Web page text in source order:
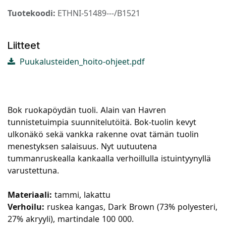
Tuotekoodi: ETHNI-51489---/B1521
Liitteet
Puukalusteiden_hoito-ohjeet.pdf
Bok ruokapöydän tuoli. Alain van Havren
tunnistetuimpia suunnitelutöitä. Bok-tuolin kevyt
ulkonäkö sekä vankka rakenne ovat tämän tuolin
menestyksen salaisuus. Nyt uutuutena
tummanruskealla kankaalla verhoillulla istuintyynyllä
varustettuna.
Materiaali: tammi, lakattu
Verhoilu: ruskea kangas, Dark Brown (73% polyesteri,
27% akryyli), martindale 100 000.